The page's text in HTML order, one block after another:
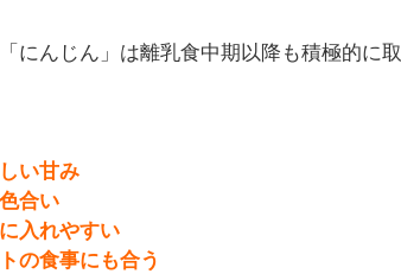
にんじん」は離乳食中期以降も積極的に
い甘み
合い
入れやすい
の食事にも合う